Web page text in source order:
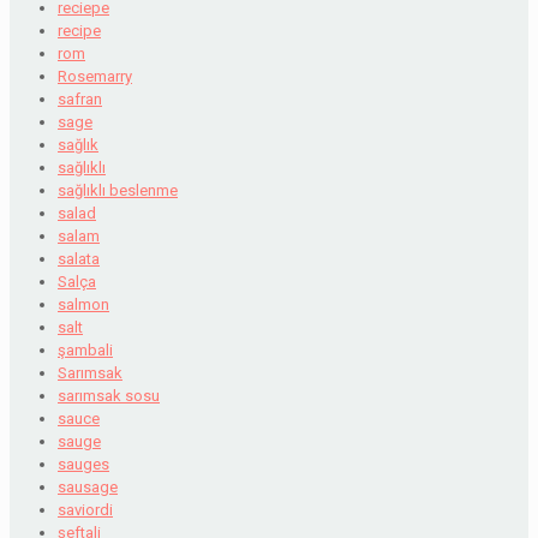
reciepe
recipe
rom
Rosemarry
safran
sage
sağlık
sağlıklı
sağlıklı beslenme
salad
salam
salata
Salça
salmon
salt
şambali
Sarımsak
sarımsak sosu
sauce
sauge
sauges
sausage
saviordi
şeftali